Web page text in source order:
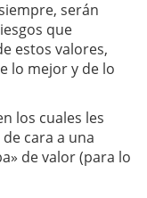
serán
que
estos valores,
lo mejor y de lo
los cuales les
cara a una
de valor (para lo